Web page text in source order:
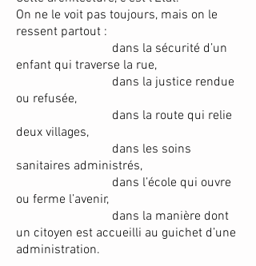
On ne le voit pas toujours, mais on le
ressent partout :
dans la sécurité d’un
enfant qui traverse la rue,
dans la justice rendue
ou refusée,
dans la route qui relie
deux villages,
dans les soins
sanitaires administrés,
dans l’école qui ouvre
ou ferme l’avenir,
dans la manière dont
un citoyen est accueilli au guichet d’une
administration.